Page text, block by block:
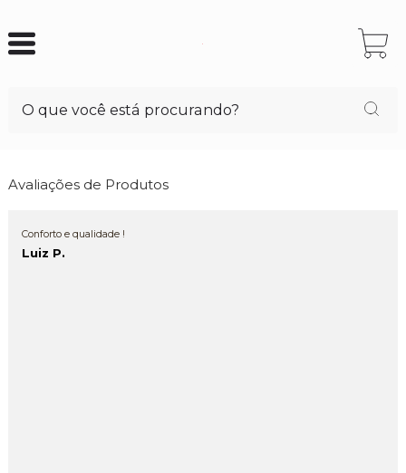
Avaliações de Produtos
Conforto e qualidade !
Luiz P.